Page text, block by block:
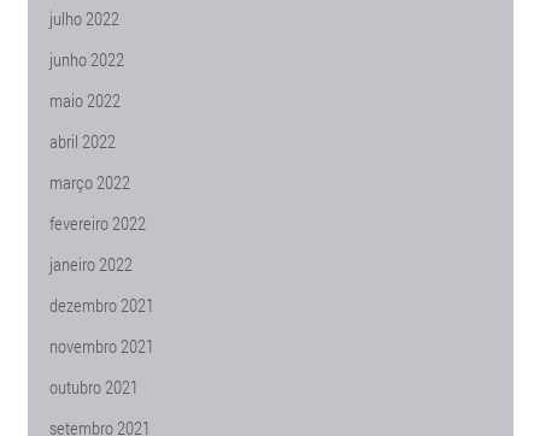
julho 2022
junho 2022
maio 2022
abril 2022
março 2022
fevereiro 2022
janeiro 2022
dezembro 2021
novembro 2021
outubro 2021
setembro 2021